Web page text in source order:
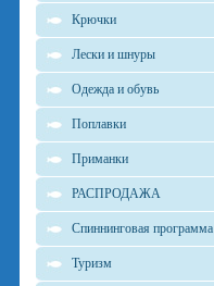
Крючки
Лески и шнуры
Одежда и обувь
Поплавки
Приманки
РАСПРОДАЖА
Спиннинговая программа
Туризм